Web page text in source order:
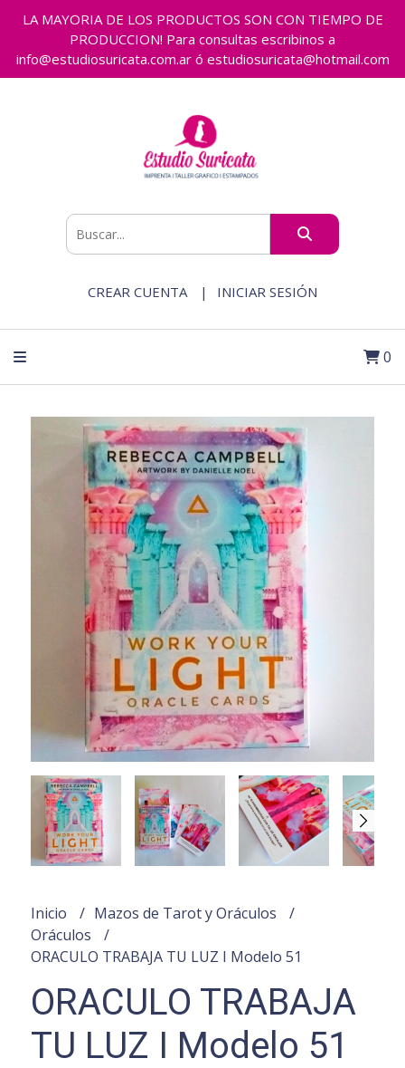
LA MAYORIA DE LOS PRODUCTOS SON CON TIEMPO DE
PRODUCCION! Para consultas escribinos a
info@estudiosuricata.com.ar ó estudiosuricata@hotmail.com
CREAR CUENTA INICIAR SESIÓN
0
Inicio
Mazos de Tarot y Oráculos
Oráculos
ORACULO TRABAJA TU LUZ I Modelo 51
ORACULO TRABAJA
TU LUZ I Modelo 51